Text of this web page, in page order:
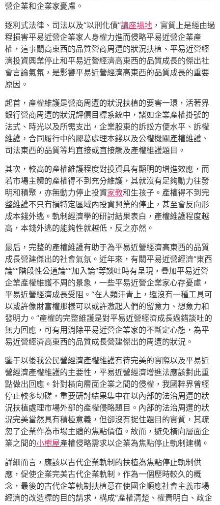
營企業和企業家憂慮。
逐利式法律、司法以及“以刑化債”講座場地 ，實質上是經由過
程損害平易近營企業家人身權力進而侵略平易近營企業產
權，這事關高東西的品質營商周遭的狀況扶植、平易近營經
濟投資興業停止和平易近營經濟高東西的品質成長的傑出社
會言論氣氛，是影響平易近營經濟高東西的品質成長的重要
原因。
起首，產權維護是營商周遭的狀況扶植的要害一環，活著界
銀行營商周遭的狀況評價目標系統中，諸如企業產權掛號的
法式、時光以及所需支出，企業股東的訴訟方便水平、訴權
維護，合同履行中的膠葛處理本錢以及公權機關產權維護、
司法東西的品質等均直接或直接觸及產權維護題目。
其次，較高的產權維護程度對投資具有顯明的增進效應，而
若市場主體的產權得不到充分維護，其就沒有足夠動力往發
明和積聚，亦無動力停止投資家教和生孩子。產權得不到完
整維護不只有損特定區域內投資興業的停止，甚至會反向形
成本錢外逃。軌制經濟學的研討結果表白，產權維護程度越
高，本錢外逃的能夠性就越低，反之亦然。
最后，完整的產權維護有助于為平易近營經濟高東西的品質
成長營建傑出的社會氣氛。近年來，有關平易近營經濟“東西
論”“階段性公道論”“加入論”等談吐時有呈現，疊加平易近營
企業產權維護不周的景象，一些平易近營企業家心存憂慮，
平易近營經濟成長受阻。“在人類汗青上，還沒有一種工具可
以或許像財富權那樣可以或許激起人們的留意力、想象力和
發明力。”產權的完整維護是對平易近營經濟成長過錯談吐的
無力回應，可有用消除平易近營企業家的不斷定心態，為平
易近營經濟高東西的品質成長營建傑出的周遭的狀況。
鑒于以後我公民營經濟產權維護有待完美的實際以及平易近
營經濟產權維護的主要性，平易近營經濟增進法應該對此重
點做出回應。針對橫向層面企業之間的侵權，我國粹界曾經
停止較多切磋，重要研討結果集中在以內部的法治周遭的狀
況扶植處理市場外部的產權侵略題目。內部的法治周遭的狀
況完美當然具有積極意義，但卻沒有捉住題目的實質，其疏
忽了企業作為市場主體的焦點價值。故而，避免橫向層面企
業之間的小樹屋產權侵略需求以企業為焦點停止軌制建構。
詳細而言，應該以古代企業軌制的扶植為焦點停止軌制供
應，促使企業完美古代企業軌制。作為一個歷時較久的概
念，最後的古代企業軌制扶植意在使國企順應社會主義市場
經濟的改造標的目的請求，構成“產權清楚、權責明白、政企